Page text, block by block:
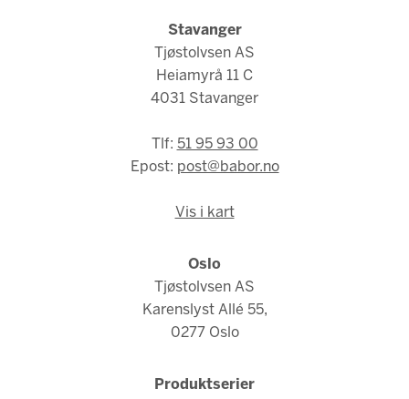
Stavanger
Tjøstolvsen AS
Heiamyrå 11 C
4031 Stavanger
Tlf: 51 95 93 00
Epost: post@babor.no
Vis i kart
Oslo
Tjøstolvsen AS
Karenslyst Allé 55,
0277 Oslo
Produktserier